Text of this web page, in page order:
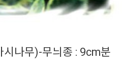
나무)-무늬종 : 9cm분